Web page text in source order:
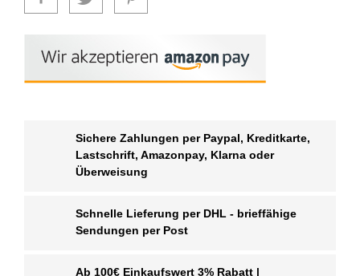
Sichere Zahlungen per Paypal, Kreditkarte,
Lastschrift, Amazonpay, Klarna oder
Überweisung
Schnelle Lieferung per DHL - brieffähige
Sendungen per Post
Ab 100€ Einkaufswert 3% Rabatt |